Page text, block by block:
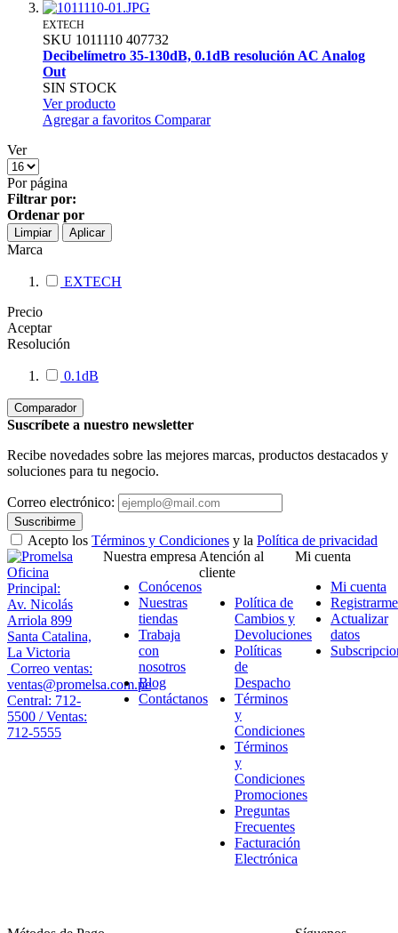
EXTECH
SKU 1011110 407732
Decibelímetro 35-130dB, 0.1dB resolución AC Analog
Out
SIN STOCK
Ver producto
Agregar a favoritos Comparar
Ver
Por página
Filtrar por:
Ordenar por
Limpiar Aplicar
Marca
EXTECH
Precio
Aceptar
Resolución
0.1dB
Comparador
Suscríbete a nuestro newsletter
Recibe novedades sobre las mejores marcas, productos destacados y
soluciones para tu negocio.
Correo electrónico:
Suscribirme
Acepto los Términos y Condiciones y la Política de privacidad
Oficina
Principal:
Av. Nicolás
Arriola 899
Santa Catalina,
La Victoria
Correo ventas:
ventas@promelsa.com.pe
Central: 712-
5500 / Ventas:
712-5555
Nuestra empresa
Conócenos
Nuestras
tiendas
Trabaja
con
nosotros
Blog
Contáctanos
Atención al
cliente
Política de
Cambios y
Devoluciones
Políticas
de
Despacho
Términos
y
Condiciones
Términos
y
Condiciones
Promociones
Preguntas
Frecuentes
Facturación
Electrónica
Mi cuenta
Mi cuenta
Registrarme
Actualizar
datos